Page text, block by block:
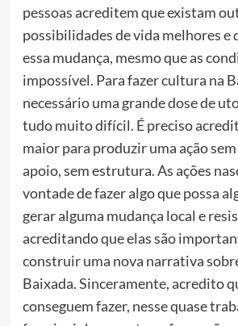
pessoas acreditem que existam
possibilidades de vida melhores e
essa mudança, mesmo que as
impossível. Para fazer cultura na
necessário uma grande dose de
tudo muito difícil. É preciso
maior para produzir uma ação
apoio, sem estrutura. As ações
vontade de fazer algo que possa
gerar alguma mudança local e
acreditando que elas são
construir uma nova narrativa
Baixada. Sinceramente, acredito
conseguem fazer, nesse quase